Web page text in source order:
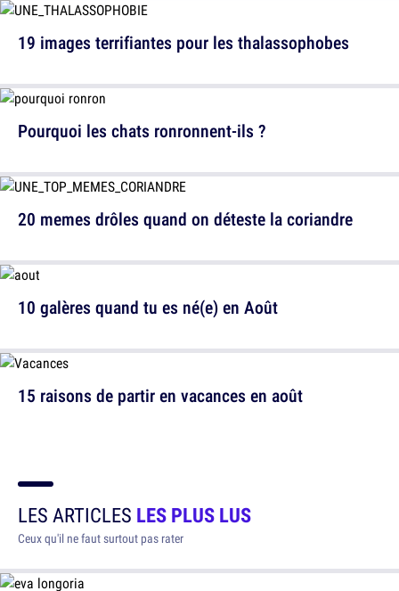
Pourquoi les chats ronronnent-ils ?
10 galères quand tu es né(e) en Août
19 images terrifiantes pour les thalassophobes
20 memes drôles quand on déteste la coriandre
15 raisons de partir en vacances en août
LES ARTICLES LES PLUS LUS
Ceux qu'il ne faut surtout pas rater